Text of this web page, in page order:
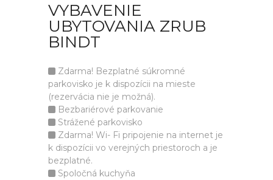
VYBAVENIE
UBYTOVANIA ZRUB
BINDT
Zdarma! Bezplatné súkromné
parkovisko je k dispozícii na mieste
(rezervácia nie je možná).
Bezbariérové parkovanie
Strážené parkovisko
Zdarma! Wi- Fi pripojenie na internet je
k dispozícii vo verejných priestoroch a je
bezplatné.
Spoločná kuchyňa